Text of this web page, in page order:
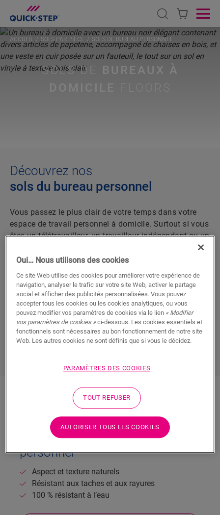
Open search
SOLS DE BUREAUX À
ACCUEIL SOLS PAR PIÈCE SOLS DE BUREAU PERSONNEL
Découvrez nos
sols du bureau personnel
Vous passez le plus clair de votre temps dans votre
espace de travail personnel à domicile. Surtout si vous
êtes un télétravailleur, un travailleur indépendant ou un
bureau personnel. Il est donc bien naturel de vouloir
être à l’aise, tout en créant
un environnement calme et
paisible qui vous aide à vous concentrer‘comme un
boss’. Malgré tout, vous souhaitez qu’il invite
clairement à “entrer dans votre bureau”. Un éternelle
dilemme ?
DÉCOUVREZ TOUS LES SOLS DU BUREAU
Sols stratifiés de bureau
personnel
Aspect et texture naturels
Résistant aux taches et aux rayures
100 % résistant à l’eau
Oui… Nous utilisons des cookies
Ce site Web utilise des cookies pour améliorer votre expérience de
navigation, analyser le trafic sur votre site Web, activer le partage
social et afficher des publicités personnalisées. Vous pouvez
accepter tous les cookies ou les cookies analytiques, ou vous
pouvez modifier vos paramètres de cookies via le lien « Modifier
vos paramètres de cookies »ci-dessous. Les cookies essentiels et
fonctionnels sont nécessaires au bon fonctionnement de notre site
Web. Les autres cookies ne sont définis que si vous le décidez.
PARAMÈTRES DES COOKIES
TOUT REFUSER
AUTORISER TOUS LES COOKIES